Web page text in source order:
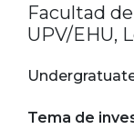
Facultad
UPV/EHU,
Tema de